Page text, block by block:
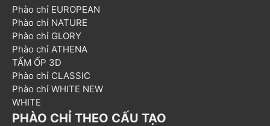
Phào chỉ EUROPEAN
Phào chỉ NATURE
Phào chỉ GLORY
Phào chỉ ATHENA
TẤM ỐP 3D
Phào chỉ CLASSIC
Phào chỉ WHITE NEW
WHITE
PHÀO CHỈ THEO CẤU TẠO